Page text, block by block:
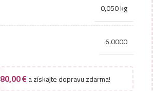
0,050 kg
6.0000
80,00€a získajte dopravu zdarma!